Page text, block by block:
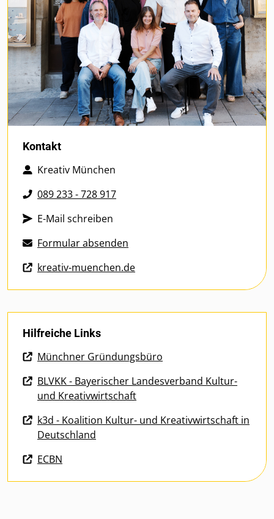
Kontakt
Kreativ München
089 233 - 728 917
E-Mail schreiben
Formular absenden
kreativ-muenchen.de
Hilfreiche Links
Münchner Gründungsbüro
BLVKK - Bayerischer Landesverband Kultur-
und Kreativwirtschaft
k3d - Koalition Kultur- und Kreativwirtschaft in
Deutschland
ECBN